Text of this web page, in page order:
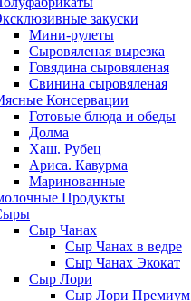
закуски
Мини-рулеты
Сыровяленая вырезка
Говядина сыровяленая
Свинина сыровяленая
Консервации
Готовые блюда и обеды
Долма
Хаш. Рубец
Ариса. Кавурма
Маринованные
Продукты
Сыр Чанах
Сыр Чанах в ведре
Сыр Чанах Экокат
Сыр Лори
Сыр Лори Премиум